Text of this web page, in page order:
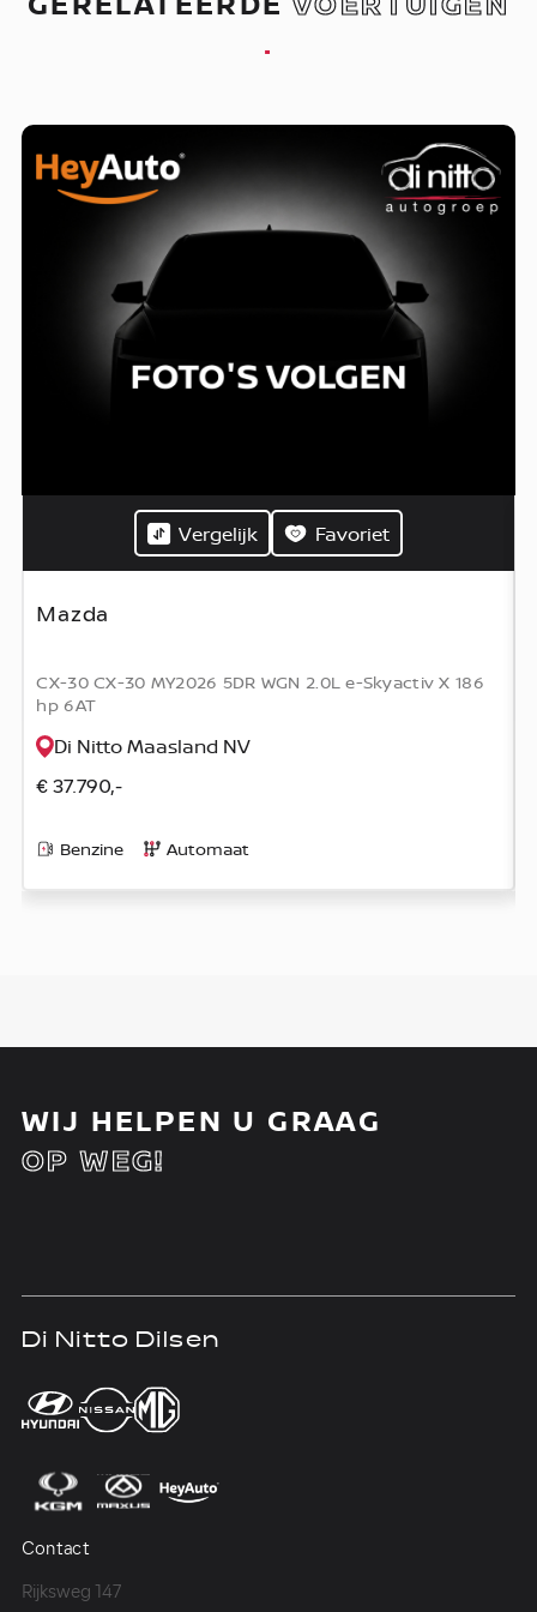
.
Vergelijk Favoriet
Mazda
CX-30 CX-30 MY2026 5DR WGN 2.0L e-Skyactiv X 186
hp 6AT
Di Nitto Maasland NV
€ 37.790,-
Benzine Automaat
WIJ HELPEN U GRAAG
OP WEG!
Di Nitto Dilsen
Contact
Rijksweg 147